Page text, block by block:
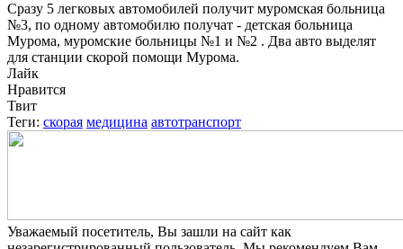
Сразу 5 легковых автомобилей получит муромская больница
№3, по одному автомобилю получат - детская больница
Мурома, муромские больницы №1 и №2 . Два авто выделят
для станции скорой помощи Мурома.
Лайк
Нравится
Твит
Теги: скорая медицина автотранспорт
Уважаемый посетитель, Вы зашли на сайт как